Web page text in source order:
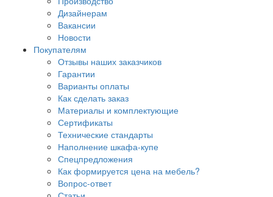
Дизайнерам
Вакансии
Новости
Покупателям
Отзывы наших заказчиков
Гарантии
Варианты оплаты
Как сделать заказ
Материалы и комплектующие
Сертификаты
Технические стандарты
Наполнение шкафа-купе
Спецпредложения
Как формируется цена на мебель?
Вопрос-ответ